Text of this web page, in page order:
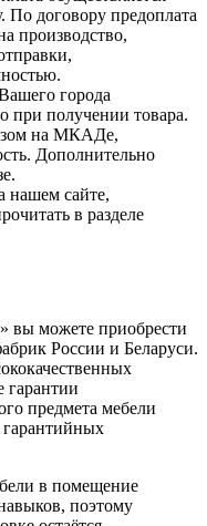
По договору предоплата
производство,
города
при получении товара.
на МКАДе,
Дополнительно
нашем сайте,
в разделе
вы можете приобрести
России и Беларуси.
гарантии
предмета мебели
в помещение
поэтому